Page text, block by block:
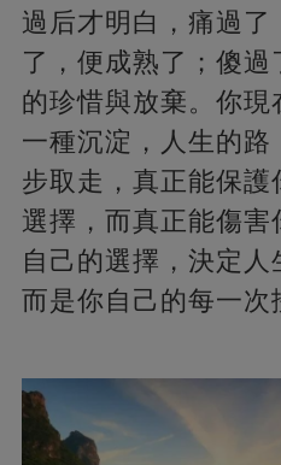
過后才明白，痛過了
了，便成熟了；傻
的珍惜與放棄。你現
一種沉淀，人生的路
步取走，真正能保護
選擇，而真正能傷害
自己的選擇，決定人
而是你自己的每一次